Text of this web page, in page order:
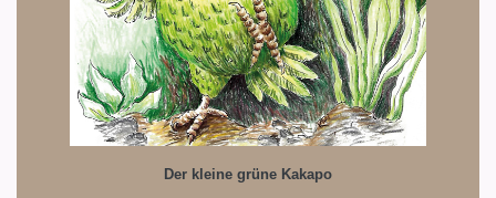
Der kleine grüne Kakapo